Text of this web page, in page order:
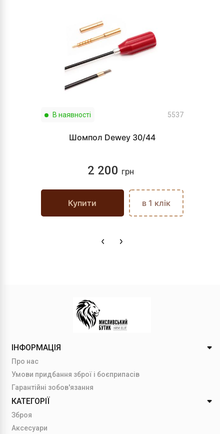
В наявності 5537
Шомпол Dewey 30/44
2 200 грн
Купити в 1 клік
ІНФОРМАЦІЯ
Про нас
Умови придбання зброї і боєприпасів
Гарантійні зобов'язання
КАТЕГОРІЇ
Зброя
Аксесуари